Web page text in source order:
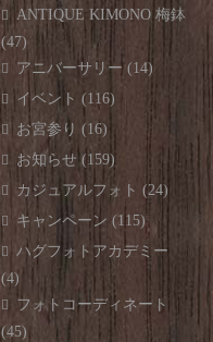
ANTIQUE KIMONO 梅鉢
(47)
アニバーサリー (14)
イベント (116)
お宮参り (16)
お知らせ (159)
カジュアルフォト (24)
キャンペーン (115)
ハグフォトアカデミー
(4)
フォトコーディネート
(45)